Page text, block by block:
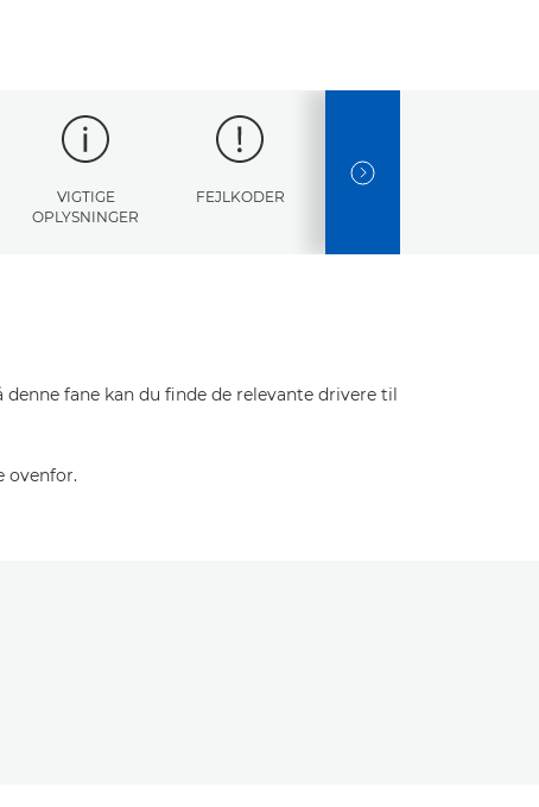
VIGTIGE
OPLYSNINGER
FEJLKODER
NEXT SLIDE
fane kan du finde de relevante drivere til
ovenfor.